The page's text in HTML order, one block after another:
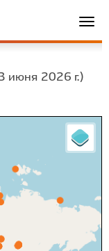
июня 2026 г.)